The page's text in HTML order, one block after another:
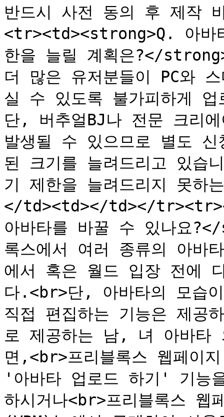
반드시 사전 동의 후 제
<tr><td><strong>Q. 아바
한을 늘릴 계획은?</
더 많은 유저분들이 PC와
실 수 있도록 불가피하게
단, 버추얼BJ나 전문 크리
발생될 수 있으므로 별도
된 크기를 늘려드리고 있습
기 제한을 늘려드리지 못하
</td><td></td></
아바타를 바꿀 수 있나요
록스에서 여러 종류의 아바
에서 혹은 월드 입장 전에
다.<br>단, 아바타의 모습
직접 편집하는 기능은 제공
로 제공하는 남, 녀 아바타
면,<br>프리블록스 웹페
'아바타 업로드 하기' 기능
하시거나<br>프리블록스